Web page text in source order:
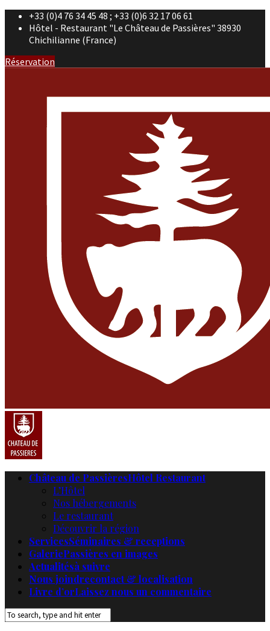
+33 (0)4 76 34 45 48 ; +33 (0)6 32 17 06 61
Hôtel - Restaurant "Le Château de Passières" 38930
Chichilianne (France)
Réservation
Château de PassièresHôtel Restaurant
L’Hôtel
Nos hébergements
Le restaurant
Découvrir la région
ServicesSéminaires & receptions
GaleriePassières en images
Actualitésà suivre
Nous joindrecontact & localisation
Livre d’orLaissez nous un commentaire